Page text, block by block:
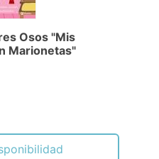
Osos "Mis
Marionetas"